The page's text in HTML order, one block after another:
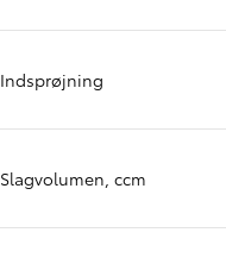
Indsprøjning
Slagvolumen, ccm